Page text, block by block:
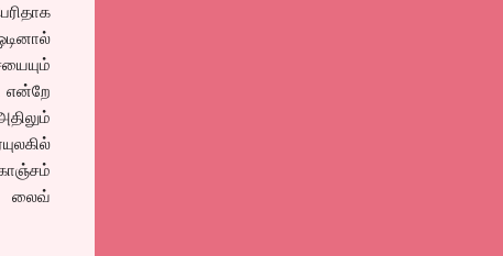
என்றே
லைவ்